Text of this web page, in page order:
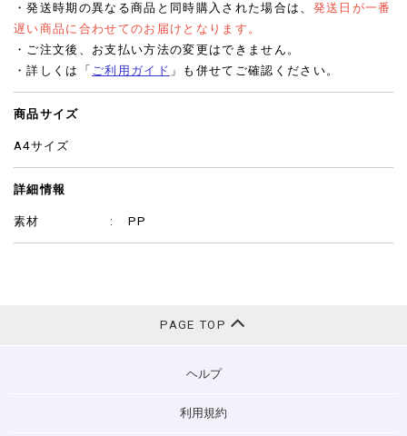
・発送時期の異なる商品と同時購入された場合は、 発送日が一番
遅い商品に合わせてのお届けとなります。
・ご注文後、お支払い方法の変更はできません。
・詳しくは「 ご利用ガイド 」も併せてご確認ください。
商品サイズ
A4サイズ
詳細情報
素材 PP
PAGE TOP
ヘルプ
利用規約